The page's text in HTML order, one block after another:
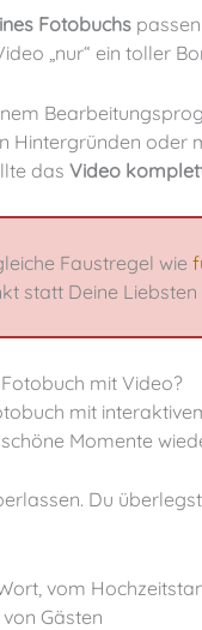
Fotobuchspassen
„nur“ ein toller
Hintergründen oder
das Video
Faustregel wie
statt Deine
mit Video?
Momente
vom
Gästen